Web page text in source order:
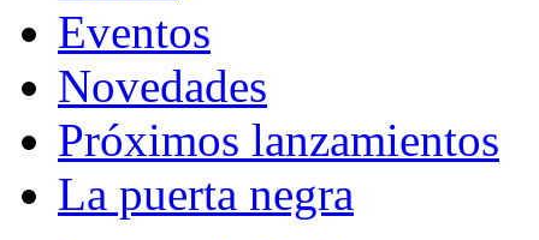
Eventos
Novedades
Próximos lanzamientos
La puerta negra